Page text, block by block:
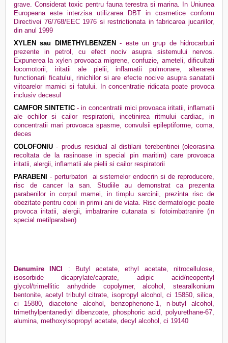
grave. Considerat toxic pentru fauna terestra si marina. In Uniunea
Europeana este interzisa utilizarea DBT in cosmetice conform
Directivei 76/768/EEC 1976 si restrictionata in fabricarea jucariilor,
din anul 1999
XYLEN sau DIMETHYLBENZEN - este un grup de hidrocarburi
prezente in petrol, cu efect nociv asupra sistemului nervos.
Expunerea la xylen provoaca migrene, confuzie, ameteli, dificultati
locomotorii, iritatii ale pielii, inflamatii pulmonare, alterarea
functionarii ficatului, rinichilor si are efecte nocive asupra sanatatii
viitoarelor mamici si fatului. In concentratie ridicata poate provoca
inclusiv decesul
CAMFOR SINTETIC- in concentratii mici provoaca iritatii, inflamatii
ale ochilor si cailor respiratorii, incetinirea ritmului cardiac, in
concentratii mari provoaca spasme, convulsii epileptiforme, coma,
deces
COLOFONIU - produs residual al distilarii terebentinei (oleorasina
recoltata de la rasinoase in special pin maritim) care provoaca
iritatii, alergii, inflamatii ale pielii si cailor respiratorii
PARABENI
- perturbatori
ai sistemelor endocrin si de reproducere,
risc de cancer la san. Studiile au demonstrat ca prezenta
parabenilor in corpul mamei, in timplu sarcinii, prezinta risc de
obezitate pentru copii in primii ani de viata. Risc dermatologic poate
provoca iritatii, alergii, imbatranire cutanata si fotoimbatranire (in
special metilparaben)
Denumire INCI : Butyl acetate, ethyl acetate, nitrocellulose,
isosorbide dicaprylate/caprate, adipic acid/neopentyl
glycol/trimellitic anhydride copolymer, alcohol, stearalkonium
bentonite, acetyl tributyl citrate, isopropyl alcohol, ci 15850, silica,
ci 15880, diacetone alcohol, benzophenone-1, n-butyl alcohol,
trimethylpentanediyl dibenzoate, phosphoric acid, polyurethane-67,
alumina, methoxyisopropyl acetate, decyl alcohol, ci 19140